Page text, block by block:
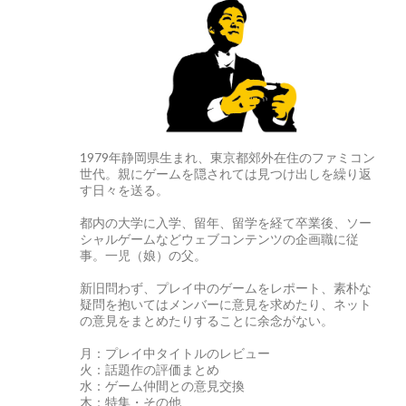
1979年静岡県生まれ、東京都郊外在住のファミコン
世代。親にゲームを隠されては見つけ出しを繰り返
す日々を送る。
都内の大学に入学、留年、留学を経て卒業後、ソー
シャルゲームなどウェブコンテンツの企画職に従
事。一児（娘）の父。
新旧問わず、プレイ中のゲームをレポート、素朴な
疑問を抱いてはメンバーに意見を求めたり、ネット
の意見をまとめたりすることに余念がない。
月：プレイ中タイトルのレビュー
火：話題作の評価まとめ
水：ゲーム仲間との意見交換
木：特集・その他